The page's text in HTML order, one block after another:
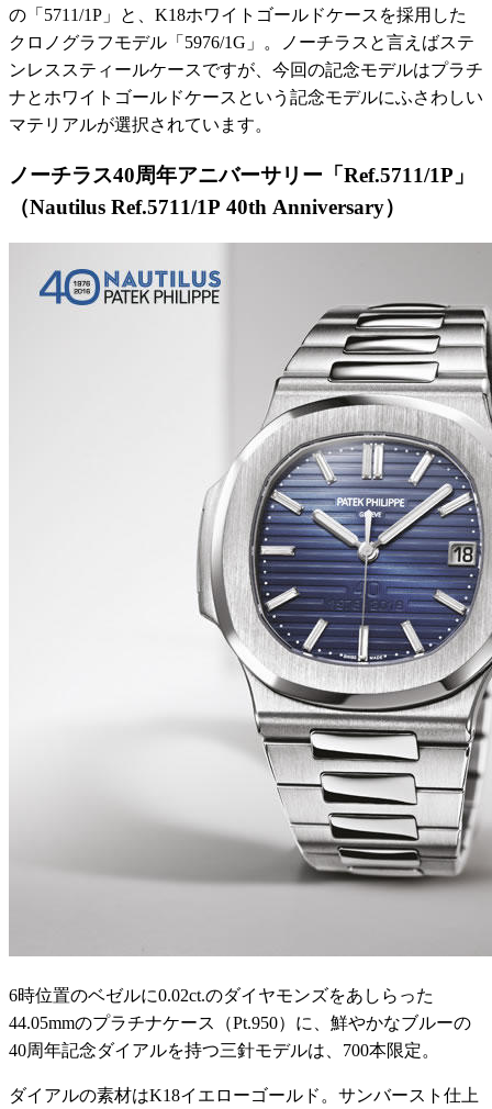
の「5711/1P」と、K18ホワイトゴールドケースを採用した
クロノグラフモデル「5976/1G」。ノーチラスと言えばステ
ンレススティールケースですが、今回の記念モデルはプラチ
ナとホワイトゴールドケースという記念モデルにふさわしい
マテリアルが選択されています。
ノーチラス40周年アニバーサリー「Ref.5711/1P」
（Nautilus Ref.5711/1P 40th Anniversary）
6時位置のベゼルに0.02ct.のダイヤモンズをあしらった
44.05mmのプラチナケース（Pt.950）に、鮮やかなブルーの
40周年記念ダイアルを持つ三針モデルは、700本限定。
ダイアルの素材はK18イエローゴールド。サンバースト仕上